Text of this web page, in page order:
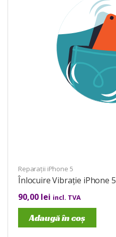
Reparații iPhone 5
Înlocuire Vibrație iPhone 5
90,00 lei incl. TVA
Adaugă în coș